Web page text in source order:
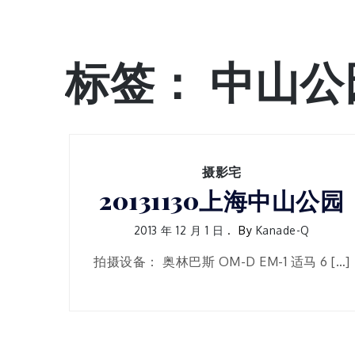
标签： 中山
摄影宅
20131130上海中山公园
2013 年 12 月 1 日 By Kanade-Q
拍摄设备： 奥林巴斯 OM-D EM-1 适马 6 […]